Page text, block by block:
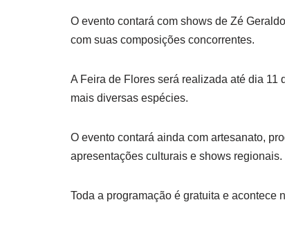
O evento contará com shows de Zé
com suas composições concorrentes.
A Feira de Flores será realizada até dia 11
mais diversas espécies.
O evento contará ainda com artesanato,
apresentações culturais e shows regionais.
Toda a programação é gratuita e acontece